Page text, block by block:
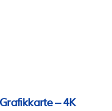
– 4K